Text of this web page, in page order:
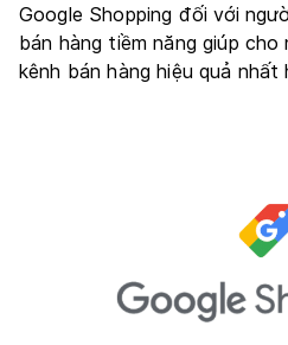
Google Shopping đối với
bán hàng tiềm năng giúp
kênh bán hàng hiệu quả nhất